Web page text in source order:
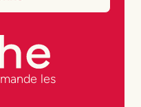
les